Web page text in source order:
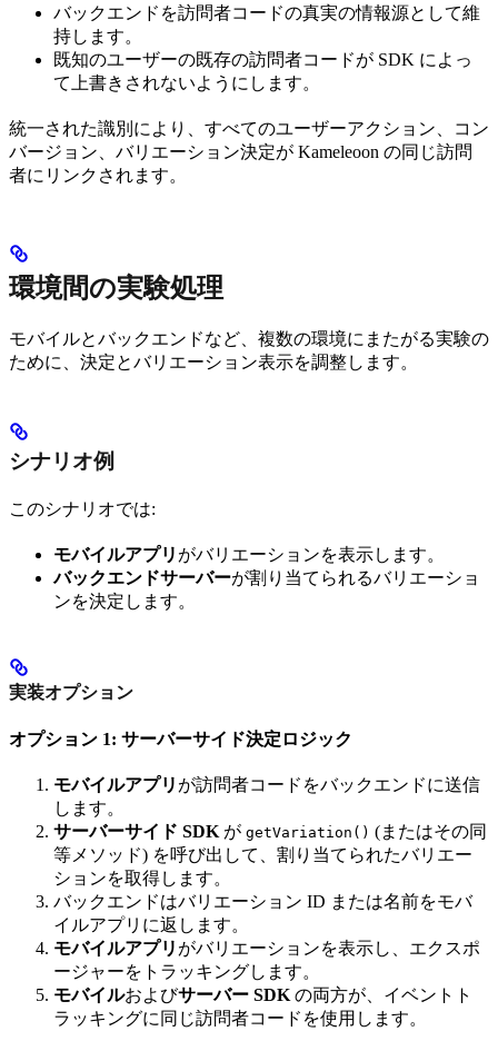
バックエンドを訪問者コードの真実の情報源として維
持します。
既知のユーザーの既存の訪問者コードが SDK によっ
て上書きされないようにします。
統一された識別により、すべてのユーザーアクション、コン
バージョン、バリエーション決定が Kameleoon の同じ訪問
者にリンクされます。
環境間の実験処理
モバイルとバックエンドなど、複数の環境にまたがる実験の
ために、決定とバリエーション表示を調整します。
シナリオ例
このシナリオでは:
モバイルアプリ がバリエーションを表示します。
バックエンドサーバーが割り当てられるバリエーショ
ンを決定します。
実装オプション
オプション 1: サーバーサイド決定ロジック
モバイルアプリ が訪問者コードをバックエンドに送信
します。
サーバーサイド SDK が getVariation() (またはその同
等メソッド) を呼び出して、割り当てられたバリエー
ションを取得します。
バックエンドはバリエーション ID または名前をモバ
イルアプリに返します。
モバイルアプリ がバリエーションを表示し、エクスポ
ージャーをトラッキングします。
モバイルおよびサーバー SDK の両方が、イベントト
ラッキングに同じ訪問者コードを使用します。